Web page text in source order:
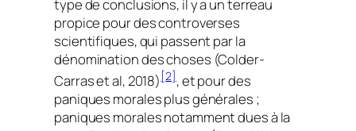
type de conclusions, il y a un terreau
propice pour des controverses
scientifiques, qui passent par la
dénomination des choses (Colder-
Carraset al, 2018)[2], et pour des
paniques morales plus générales ;
paniques morales notamment dues à la